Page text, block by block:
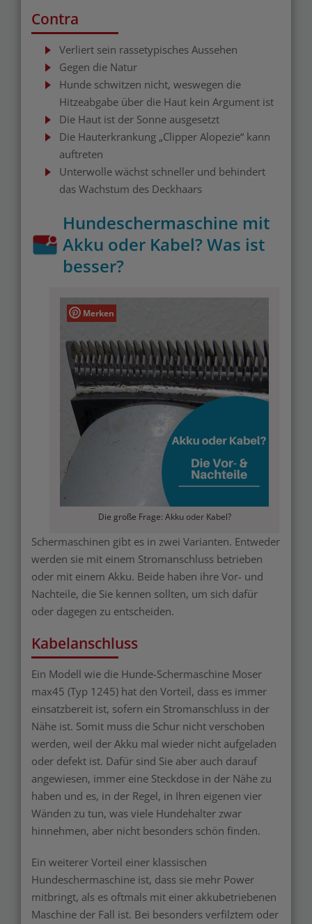
Contra
Verliert sein rassetypisches Aussehen
Gegen die Natur
Hunde schwitzen nicht, weswegen die
Hitzeabgabe über die Haut kein Argument ist
Die Haut ist der Sonne ausgesetzt
Die Hauterkrankung „Clipper Alopezie“ kann
auftreten
Unterwolle wächst schneller und behindert
das Wachstum des Deckhaars
Hundeschermaschine mit
Akku oder Kabel? Was ist
besser?
Merken
Die große Frage: Akku oder Kabel?
Schermaschinen gibt es in zwei Varianten. Entweder
werden sie mit einem Stromanschluss betrieben
oder mit einem Akku. Beide haben ihre Vor- und
Nachteile, die Sie kennen sollten, um sich dafür
oder dagegen zu entscheiden.
Kabelanschluss
Ein Modell wie die Hunde-Schermaschine Moser
max45 (Typ 1245) hat den Vorteil, dass es immer
einsatzbereit ist, sofern ein Stromanschluss in der
Nähe ist. Somit muss die Schur nicht verschoben
werden, weil der Akku mal wieder nicht aufgeladen
oder defekt ist. Dafür sind Sie aber auch darauf
angewiesen, immer eine Steckdose in der Nähe zu
haben und es, in der Regel, in Ihren eigenen vier
Wänden zu tun, was viele Hundehalter zwar
hinnehmen, aber nicht besonders schön finden.
Ein weiterer Vorteil einer klassischen
Hundeschermaschine ist, dass sie mehr Power
mitbringt, als es oftmals mit einer akkubetriebenen
Maschine der Fall ist. Bei besonders verfilztem oder